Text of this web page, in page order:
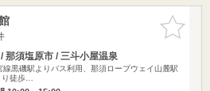
お気に入
りに追加
那須塩原市 / 三斗小屋温泉
線黒磯駅よりバス利用、那須ロープウェイ山麓駅
徒歩…